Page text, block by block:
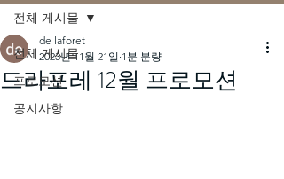
전체 게시물
프로모션
공지사항
전체 게시물
드라포레 12월 프로모션
de laforet
2023년 11월 21일 1분 분량